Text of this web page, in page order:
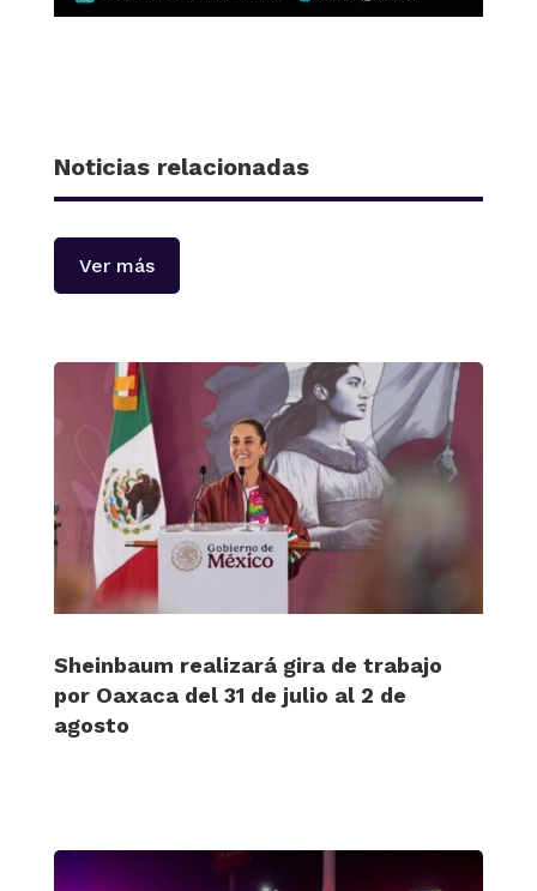
Noticias relacionadas
Ver más
Sheinbaum realizará gira de trabajo
por Oaxaca del 31 de julio al 2 de
agosto